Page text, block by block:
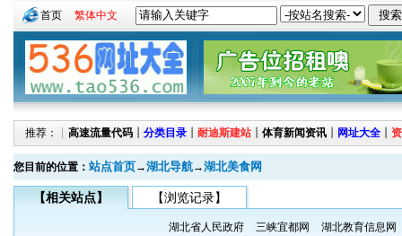
首页 繁体中文
推荐：┊ 高速流量代码 ┊ 分类目录 ┊ 耐迪斯建站 ┊ 体育新闻资讯 ┊ 网址大全 ┊
您目前的位置： 站点首页→湖北导航→湖北美食网
【相关站点】 【浏览记录】
湖北省人民政府 三峡宜都网
湖北教育信息网